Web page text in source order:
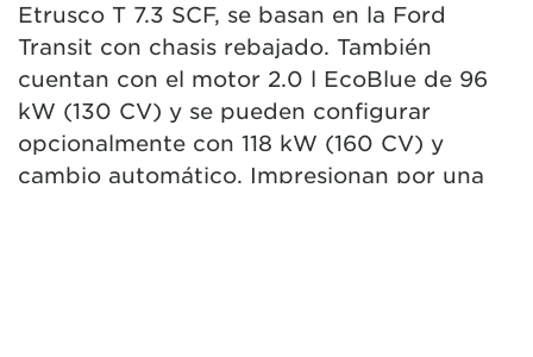
Etrusco T 7.3 SCF, se basan en la Ford
Transit con chasis rebajado. También
cuentan con el motor 2.0 l EcoBlue de 96
kW (130 CV) y se pueden configurar
opcionalmente con 118 kW (160 CV) y
cambio automático. Impresionan por una